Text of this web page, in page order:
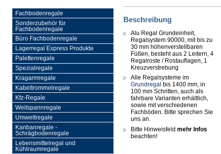
Fachbodenregale
Sonderzubehör für
Fachbodenregale
Büro Fachbodenregale
Lagerregal Express Produkte
Palettenregale
Spezialregale
Kragarmregale
Kabeltrommelregale
Kfz-Regale
Weitspannregale
Umweltregale
Kanbanregale -
Schrägbodenregale
Lebensmittelregal und
Kühlraumregale
Beschreibung
Alu Regal Grundeinheit,
Regalsystem 90000, mit bis zu
30 mm höhenverstellbaren
Füßen, besteht aus 2 Leitern, 4
Regalroste / Rostauflagen, 1
Kreuzverstrebung
Alle Regalsysteme im
Grundregal bis 1400 mm, in
100 mm Schritten, auch als
fahrbare Varianten erhältlich,
sowie mit verschiedenen
Fachböden. Bitte sprechen Sie
uns an.
Bitte Hinweisfeld mehr Infos
beachten!